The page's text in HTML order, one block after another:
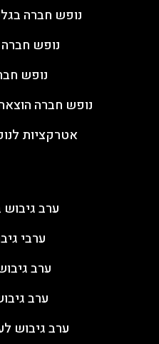
נופש חברה
נופש חברה
נופש
נופש חברה
אטרקציות
ערב
ערבי
ערב
ערב
ערב גיבוש